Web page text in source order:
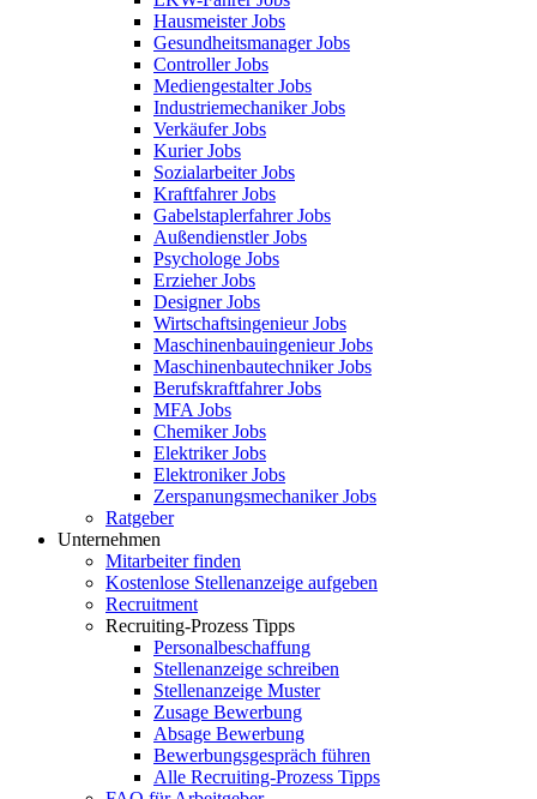
Hausmeister Jobs
Gesundheitsmanager Jobs
Controller Jobs
Mediengestalter Jobs
Industriemechaniker Jobs
Verkäufer Jobs
Kurier Jobs
Sozialarbeiter Jobs
Kraftfahrer Jobs
Gabelstaplerfahrer Jobs
Außendienstler Jobs
Psychologe Jobs
Erzieher Jobs
Designer Jobs
Wirtschaftsingenieur Jobs
Maschinenbauingenieur Jobs
Maschinenbautechniker Jobs
Berufskraftfahrer Jobs
MFA Jobs
Chemiker Jobs
Elektriker Jobs
Elektroniker Jobs
Zerspanungsmechaniker Jobs
Ratgeber
Unternehmen
Mitarbeiter finden
Kostenlose Stellenanzeige aufgeben
Recruitment
Recruiting-Prozess Tipps
Personalbeschaffung
Stellenanzeige schreiben
Stellenanzeige Muster
Zusage Bewerbung
Absage Bewerbung
Bewerbungsgespräch führen
Alle Recruiting-Prozess Tipps